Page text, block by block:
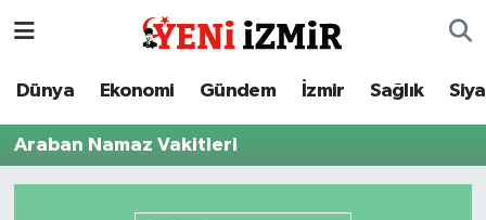
Dünya Ekonomi Gündem İzmir Sağlık
Araban Namaz Vakitleri
Dünya
Ekonomi
İzmir Nöbetçi Eczaneler
İzmir Hava Durumu